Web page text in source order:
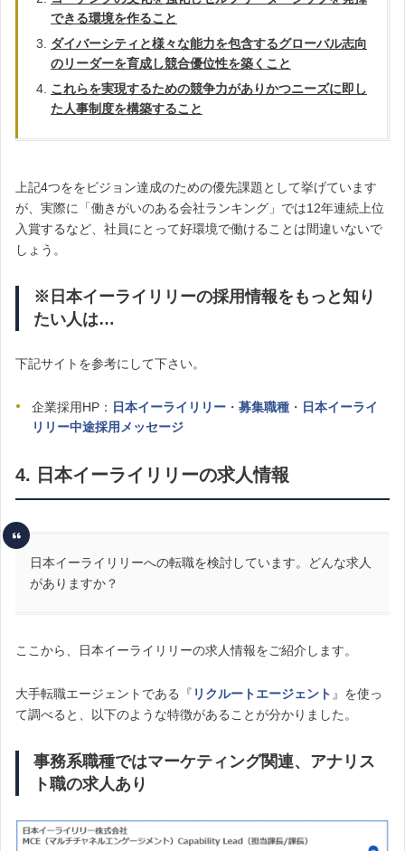
できる環境を作ること
ダイバーシティと様々な能力を包含するグローバル志向
のリーダーを育成し競合優位性を築くこと
これらを実現するための競争力がありかつニーズに即し
た人事制度を構築すること
上記4つををビジョン達成のための優先課題として挙げています
が、実際に「働きがいのある会社ランキング」では12年連続上位
入賞するなど、社員にとって好環境で働けることは間違いないで
しょう。
※日本イーライリリーの採用情報をもっと知り
たい人は…
下記サイトを参考にして下さい。
企業採用HP： 日本イーライリリー ・ 募集職種 ・ 日本イーライ
リリー中途採用メッセージ
4. 日本イーライリリーの求人情報
日本イーライリリーへの転職を検討しています。どんな求人
がありますか？
ここから、日本イーライリリーの求人情報をご紹介します。
大手転職エージェントである『 リクルートエージェント 』を使っ
て調べると、以下のような特徴があることが分かりました。
事務系職種ではマーケティング関連、アナリス
ト職の求人あり